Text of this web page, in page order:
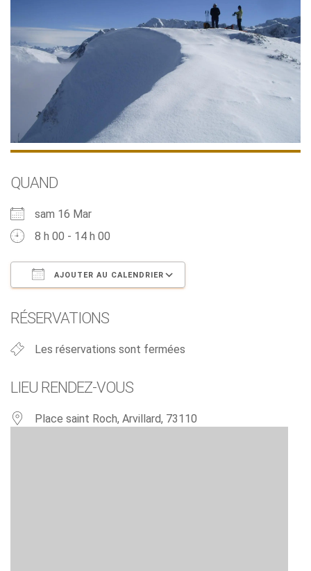
QUAND
sam 16 Mar
8 h 00 - 14 h 00
AJOUTER AU CALENDRIER
RÉSERVATIONS
Les réservations sont fermées
LIEU RENDEZ-VOUS
Place saint Roch, Arvillard, 73110